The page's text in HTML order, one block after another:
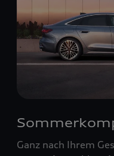
Ganz nach Ihrem